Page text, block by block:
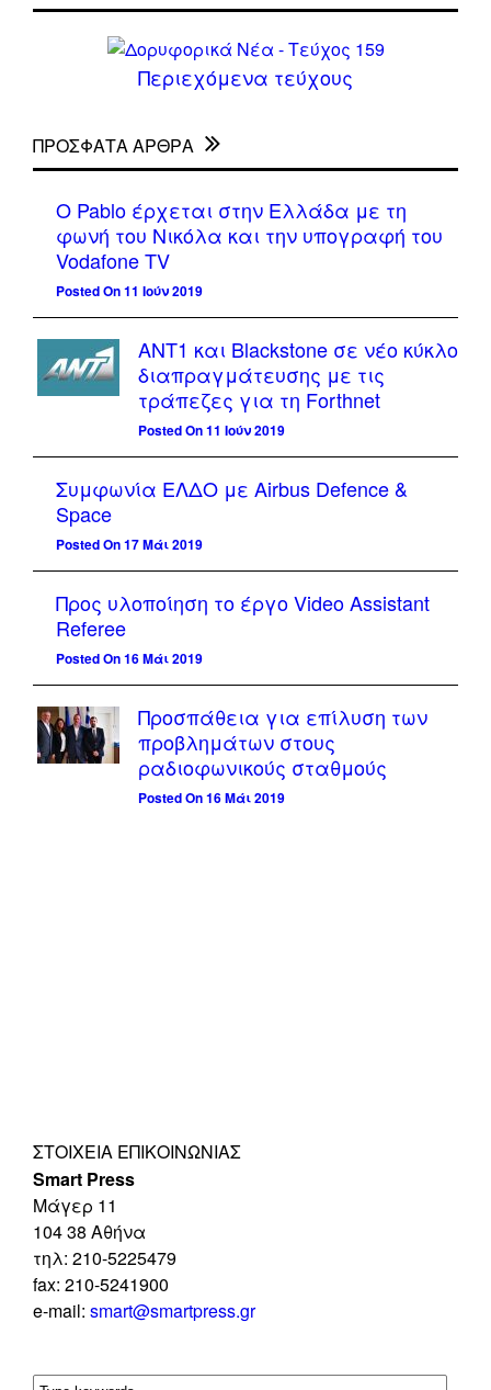
Περιεχόμενα τεύχους
ΠΡΌΣΦΑΤΑ ΆΡΘΡΑ
Ο Pablo έρχεται στην Ελλάδα με τη
φωνή του Νικόλα και την υπογραφή του
Vodafone TV
Posted On 11 Ιούν 2019
ΑΝΤ1 και Blackstone σε νέο κύκλο
διαπραγμάτευσης με τις
τράπεζες για τη Forthnet
Posted On 11 Ιούν 2019
Συμφωνία ΕΛΔΟ με Airbus Defence &
Space
Posted On 17 Μάι 2019
Προς υλοποίηση το έργο Video Assistant
Referee
Posted On 16 Μάι 2019
Προσπάθεια για επίλυση των
προβλημάτων στους
ραδιοφωνικούς σταθμούς
Posted On 16 Μάι 2019
ΣΤΟΙΧΕΊΑ ΕΠΙΚΟΙΝΩΝΊΑΣ
Smart Press
Mάγερ 11
104 38 Αθήνα
τηλ: 210-5225479
fax: 210-5241900
e-mail: smart@smartpress.gr